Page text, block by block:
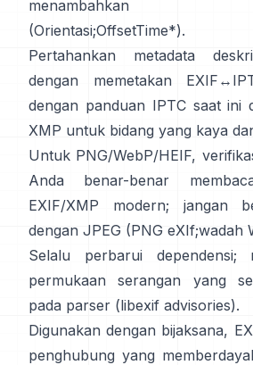
menambahkan
(Orientasi;OffsetTime*).
Pertahankan metadata
dengan memetakan
dengan panduan IPTCsaat ini
XMP untuk bidang yang kaya
Untuk PNG/WebP/HEIF,
Anda benar-benar
EXIF/XMP modern; jangan
dengan JPEG (PNG eXIf;wadah
Selalu perbarui dependensi;
permukaan serangan yang
pada parser (libexif advisories).
Digunakan dengan bijaksana,
penghubung yang